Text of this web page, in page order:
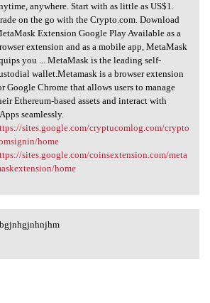
anywhere. Start with as little as US$1.
on the go with the Crypto.com. Download
Extension Google Play Available as a
extension and as a mobile app, MetaMask
you ... MetaMask is the leading self-
wallet.Metamask is a browser extension
Google Chrome that allows users to manage
Ethereum-based assets and interact with
seamlessly.
sites.google.com/cryptucomlog.com/crypto
home
sites.google.com/coinsextension.com/meta
home